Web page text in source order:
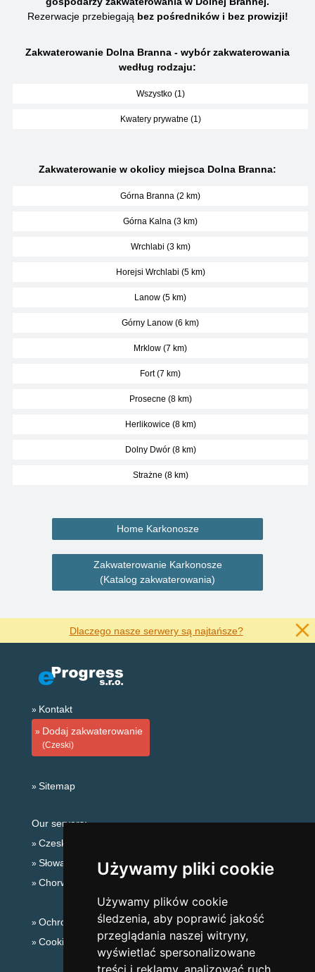
Używamy pliki cookie
Używamy plików cookie
śledzenia, aby poprawić jakość
przeglądania naszej witryny,
wyświetlać spersonalizowane
treści i reklamy, analizować ruch
Rezerwacje przebiegają bez pośredników i bez prowizji!
Zakwaterowanie Dolna Branna - wybór zakwaterowania
według rodzaju:
Wszystko (1)
Kwatery prywatne (1)
Zakwaterowanie w okolicy miejsca Dolna Branna:
Górna Branna (2 km)
Górna Kalna (3 km)
Wrchlabi (3 km)
Horejsi Wrchlabi (5 km)
Lanow (5 km)
Górny Lanow (6 km)
Mrklow (7 km)
Fort (7 km)
Prosecne (8 km)
Herlikowice (8 km)
Dolny Dwór (8 km)
Strażne (8 km)
Home Karkonosze
Zakwaterowanie Karkonosze
(Katalog zakwaterowania)
Dlaczego nasze serwery są najtańsze?
Kontakt
Dodaj zakwaterowanie
(Czeski)
Sitemap
Our servers:
Czeskie Góry
Słowackie góry
Chorwacja
Ochrona prywatności
Cookies